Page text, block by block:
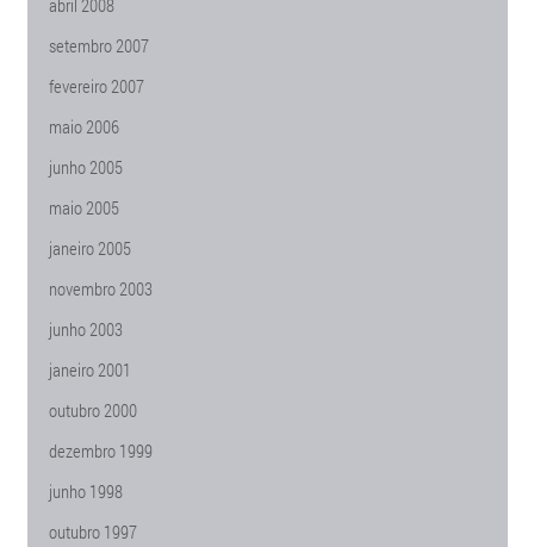
abril 2008
setembro 2007
fevereiro 2007
maio 2006
junho 2005
maio 2005
janeiro 2005
novembro 2003
junho 2003
janeiro 2001
outubro 2000
dezembro 1999
junho 1998
outubro 1997